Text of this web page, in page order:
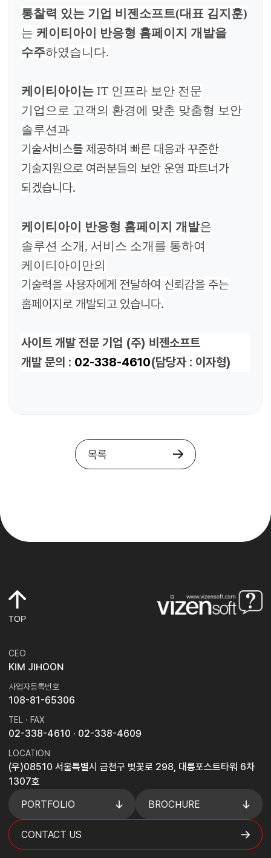
통찰력 있는 기업 비젠소프트(대표 김지훈)
는 케이티아이 반응형 홈페이지 개발을
수주하였습니다.
케이티아이는 IT 인프라 보안 전문
기업으로 고객의 환경에 맞춘 맞춤형 보안
솔루션과
기술서비스를 제공하며 빠른 대응과 꾸준한
기술지원으로 여러분들의 보안 운영 파트너가
되겠습니다.
케이티아이 반응형 홈페이지 개발은
솔루션 소개, 서비스 소개를 통하여
케이티아이만의
기술력을 사용자에게 전달하여 신뢰감을 주는
홈페이지로 개발되고 있습니다.
사이트 개발 전문 기업 (주) 비젠소프트
개발 문의 : 02-338-4610(담당자 : 이자형)
목록
TOP
CEO
KIM JIHOON
사업자등록번호
108-81-65306
TEL · FAX
02-338-4610 · 02-338-4609
LOCATION
(우)08510 서울특별시 금천구 벚꽃로 298, 대륭포스트타워 6차
1307호
PORTFOLIO
BROCHURE
CONTACT US